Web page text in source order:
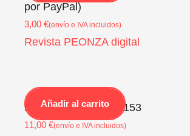
por PayPal)
3,00 €(envío e IVA incluidos)
Revista PEONZA digital
Añadir al carrito
Revista PEONZA Nº153
11,00 €(envío e IVA incluidos)